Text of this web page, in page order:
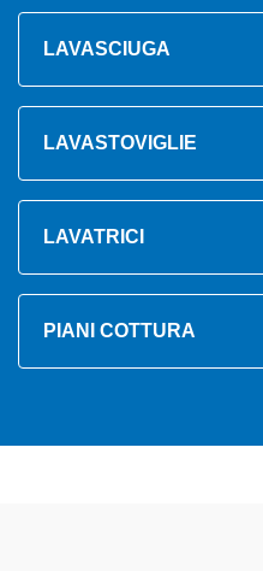
LAVASCIUGA
LAVASTOVIGLIE
LAVATRICI
PIANI COTTURA